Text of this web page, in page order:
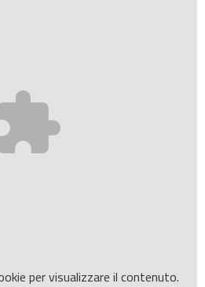
per visualizzare il contenuto.